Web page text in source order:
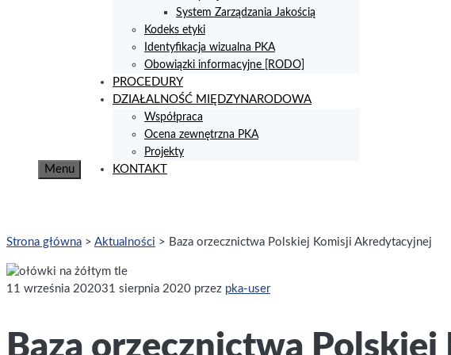
Menu
System Zarządzania Jakością
Kodeks etyki
Identyfikacja wizualna PKA
Obowiązki informacyjne [RODO]
PROCEDURY
DZIAŁALNOŚĆ MIĘDZYNARODOWA
Współpraca
Ocena zewnętrzna PKA
Projekty
KONTAKT
Strona główna > Aktualności > Baza orzecznictwa Polskiej Komisji Akredytacyjnej
11 września 202031 sierpnia 2020 przez pka-user
Baza orzecznictwa